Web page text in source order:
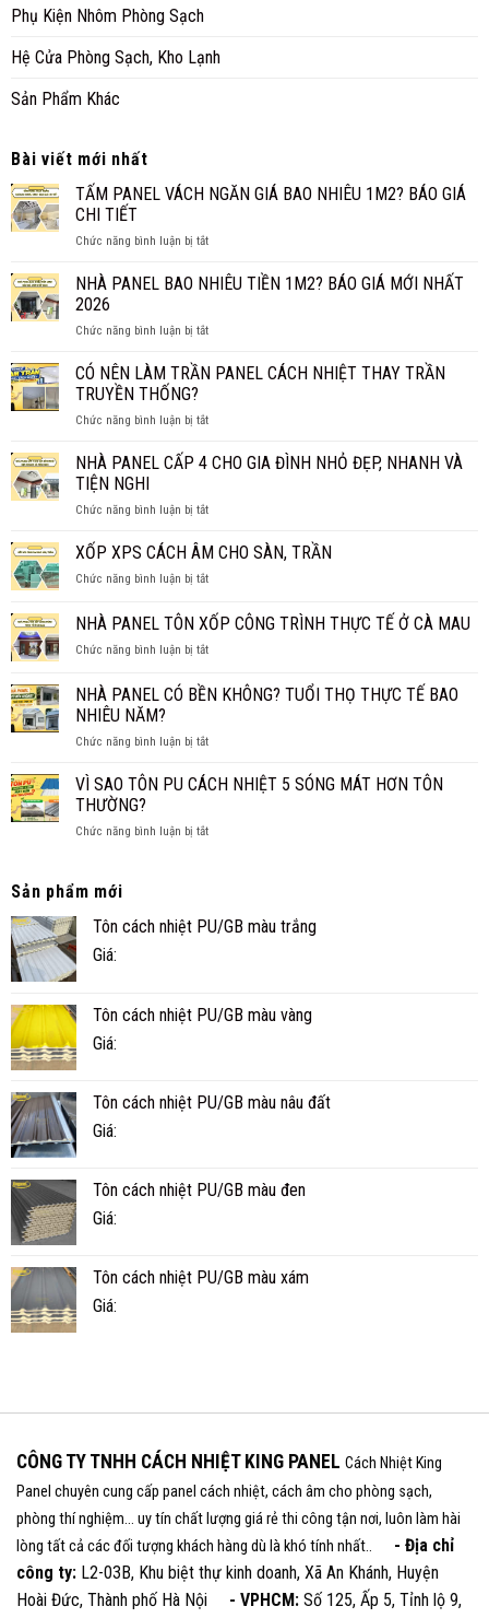
Phụ Kiện Nhôm Phòng Sạch
Hệ Cửa Phòng Sạch, Kho Lạnh
Sản Phẩm Khác
Bài viết mới nhất
TẤM PANEL VÁCH NGĂN GIÁ BAO NHIÊU 1M2? BÁO GIÁ
CHI TIẾT
Chức năng bình luận bị tắtở
PANEL
GIÁ
NHIÊU
GIÁ
TIẾT
NHÀ PANEL BAO NHIÊU TIỀN 1M2? BÁO GIÁ MỚI NHẤT
2026
Chức năng bình luận bị tắtở
PANEL
TIỀN
BÁO
NHẤT
CÓ NÊN LÀM TRẦN PANEL CÁCH NHIỆT THAY TRẦN
TRUYỀN THỐNG?
Chức năng bình luận bị tắtở
NÊN
PANEL
NHIỆT
TRẦN
THỐNG?
NHÀ PANEL CẤP 4 CHO GIA ĐÌNH NHỎ ĐẸP, NHANH VÀ
TIỆN NGHI
Chức năng bình luận bị tắtở
PANEL
4
GIA
NHỎ
NHANH
NGHI
XỐP XPS CÁCH ÂM CHO SÀN, TRẦN
Chức năng bình luận bị tắtở
XPS
CÁCH
ÂM
SÀN,
NHÀ PANEL TÔN XỐP CÔNG TRÌNH THỰC TẾ Ở CÀ MAU
Chức năng bình luận bị tắtở
PANEL
TÔN
CÔNG
THỰC
CÀ
NHÀ PANEL CÓ BỀN KHÔNG? TUỔI THỌ THỰC TẾ BAO
NHIÊU NĂM?
Chức năng bình luận bị tắtở
PANEL
KHÔNG?
BAO
VÌ SAO TÔN PU CÁCH NHIỆT 5 SÓNG MÁT HƠN TÔN
THƯỜNG?
Chức năng bình luận bị tắtở
CÁCH
HƠN
Sản phẩm mới
Tôn cách nhiệt PU/GB màu trắng
Giá:
Tôn cách nhiệt PU/GB màu vàng
Giá:
Tôn cách nhiệt PU/GB màu nâu đất
Giá:
Tôn cách nhiệt PU/GB màu đen
Giá:
Tôn cách nhiệt PU/GB màu xám
Giá:
CÔNG TY TNHH CÁCH NHIỆT KING PANEL Cách Nhiệt King
Panel chuyên cung cấp panel cách nhiệt, cách âm cho phòng sạch,
phòng thí nghiệm... uy tín chất lượng giá rẻ thi công tận nơi, luôn làm hài
lòng tất cả các đối tượng khách hàng dù là khó tính nhất..
- Địa chỉ
công ty: L2-03B, Khu biệt thự kinh doanh, Xã An Khánh, Huyện
Hoài Đức, Thành phố Hà Nội - VPHCM: Số 125, Ấp 5, Tỉnh lộ 9,